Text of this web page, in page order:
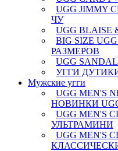
UGG
ЧУ
UGG
BIG SIZE
РАЗМЕРОВ
UGG
УГГИ
Мужские угги
UGG MEN'S
НОВИНКИ
UGG MEN'S
УЛЬТРАМИНИ
UGG MEN'S